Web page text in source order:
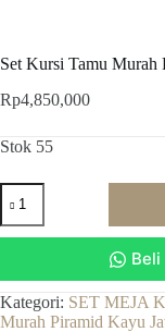
Set Kursi Tamu Murah
Rp4,850,000
Stok 55
Kuantitas
Set
Kursi
Piramid
Kayu
Jati
Kategori: SET MEJA
Murah Piramid Kayu